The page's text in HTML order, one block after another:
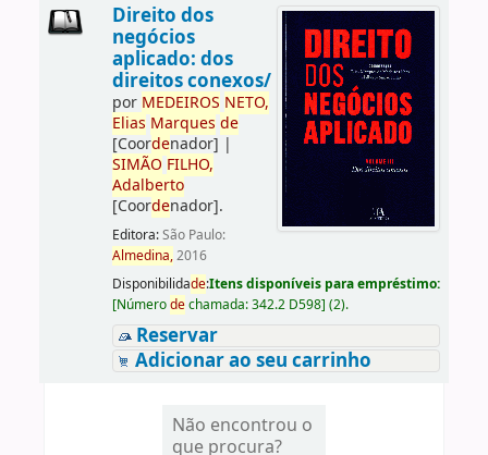
Direito dos
negócios
aplicado: dos
direitos conexos/
por MEDEIROS NETO,
Elias Marques de
[Coordenador] |
SIMÃO FILHO,
Adalberto
[Coordenador].
Editora:São Paulo:
Almedina,2016
Disponibilidade:Itens disponíveis para empréstimo:
[Númerodechamada:342.2 D598] (2).
Reservar
Adicionar ao seu carrinho
Não encontrou o
que procura?